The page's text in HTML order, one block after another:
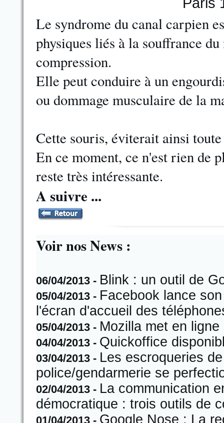
Le syndrome du canal carpien
physiques liés à la souffrance
compression.
Elle peut conduire à un
ou dommage musculaire de la
Cette souris, éviterait ainsi
En ce moment, ce n'est rien de
reste très intéressante.
A suivre ...
Voir nos News :
06/04/2013 - Blink : un outil de
05/04/2013 - Facebook lance
l'écran d'accueil des
05/04/2013 - Mozilla met en
04/04/2013 - Quickoffice
03/04/2013 - Les escroqueries
police/gendarmerie se
02/04/2013 - La communication
démocratique : trois outils de
01/04/2013 - Google Nose : La